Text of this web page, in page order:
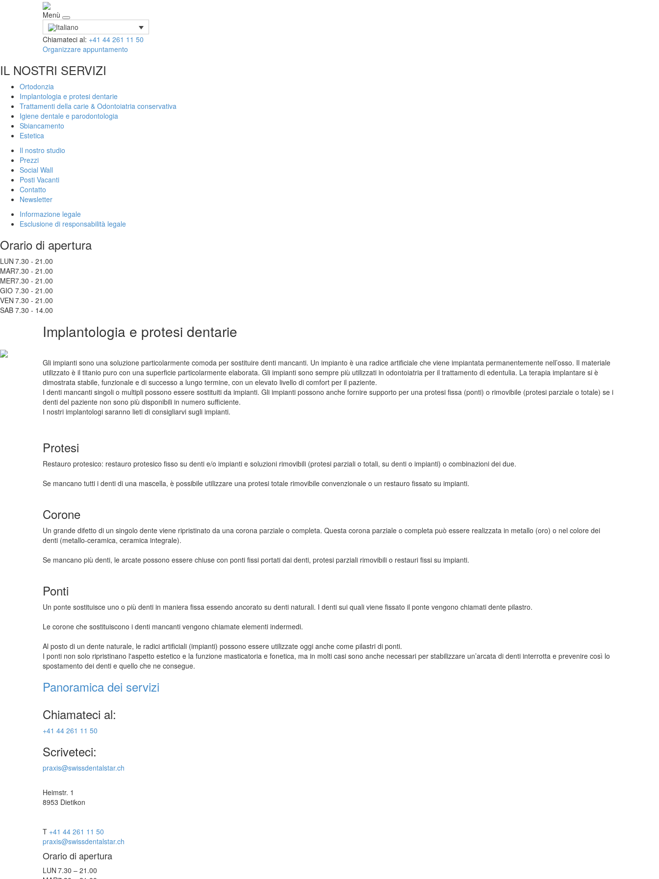
Menù
Chiamateci al: +41 44 261 11 50
Organizzare appuntamento
IL NOSTRI SERVIZI
Ortodonzia
Implantologia e protesi dentarie
Trattamenti della carie & Odontoiatria conservativa
Igiene dentale e parodontologia
Sbiancamento
Estetica
Il nostro studio
Prezzi
Social Wall
Posti Vacanti
Contatto
Newsletter
Informazione legale
Esclusione di responsabilità legale
Orario di apertura
LUN 7.30 - 21.00
MAR7.30 - 21.00
MER7.30 - 21.00
GIO 7.30 - 21.00
VEN 7.30 - 21.00
SAB 7.30 - 14.00
Implantologia e protesi dentarie
Gli impianti sono una soluzione particolarmente comoda per sostituire denti mancanti. Un impianto è una radice artificiale che viene impiantata permanentemente nell’osso. Il materiale
utilizzato è il titanio puro con una superficie particolarmente elaborata. Gli impianti sono sempre più utilizzati in odontoiatria per il trattamento di edentulia. La terapia implantare si è
dimostrata stabile, funzionale e di successo a lungo termine, con un elevato livello di comfort per il paziente.
I denti mancanti singoli o multipli possono essere sostituiti da impianti. Gli impianti possono anche fornire supporto per una protesi fissa (ponti) o rimovibile (protesi parziale o totale) se i
denti del paziente non sono più disponibili in numero sufficiente.
I nostri implantologi saranno lieti di consigliarvi sugli impianti.
Protesi
Restauro protesico: restauro protesico fisso su denti e/o impianti e soluzioni rimovibili (protesi parziali o totali, su denti o impianti) o combinazioni dei due.
Se mancano tutti i denti di una mascella, è possibile utilizzare una protesi totale rimovibile convenzionale o un restauro fissato su impianti.
Corone
Un grande difetto di un singolo dente viene ripristinato da una corona parziale o completa. Questa corona parziale o completa può essere realizzata in metallo (oro) o nel colore dei
denti (metallo-ceramica, ceramica integrale).
Se mancano più denti, le arcate possono essere chiuse con ponti fissi portati dai denti, protesi parziali rimovibili o restauri fissi su impianti.
Ponti
Un ponte sostituisce uno o più denti in maniera fissa essendo ancorato su denti naturali. I denti sui quali viene fissato il ponte vengono chiamati dente pilastro.
Le corone che sostituiscono i denti mancanti vengono chiamate elementi indermedi.
Al posto di un dente naturale, le radici artificiali (impianti) possono essere utilizzate oggi anche come pilastri di ponti.
I ponti non solo ripristinano l'aspetto estetico e la funzione masticatoria e fonetica, ma in molti casi sono anche necessari per stabilizzare un’arcata di denti interrotta e prevenire così lo
spostamento dei denti e quello che ne consegue.
Panoramica dei servizi
Chiamateci al:
+41 44 261 11 50
Scriveteci:
praxis@swissdentalstar.ch
Heimstr. 1
8953 Dietikon
T +41 44 261 11 50
praxis@swissdentalstar.ch
Orario di apertura
LUN 7.30 – 21.00